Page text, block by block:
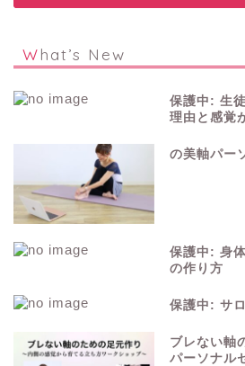
What’s New
保護中: 生
理由と感覚
の美軸パー
保護中: 身
の作り方
保護中: サ
ブレない軸
パーソナル